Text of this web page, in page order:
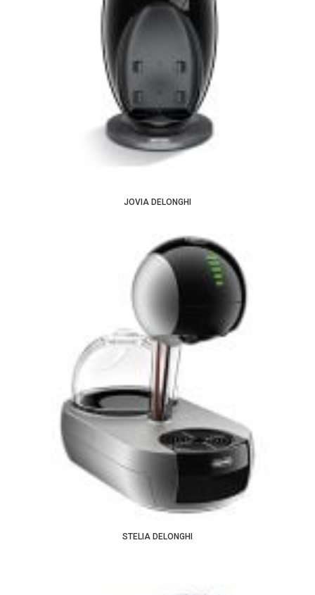
JOVIA DELONGHI
STELIA DELONGHI